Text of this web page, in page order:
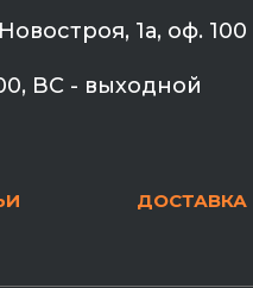
1а, оф. 100
ВС - выходной
ДОСТАВКА